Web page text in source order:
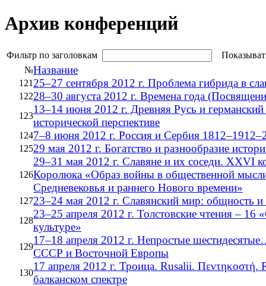
Архив конференций
Фильтр по заголовкам
№Название
121 25–27 сентября 2012 г. Проблема гибрида в
12228–30 августа 2012 г. Времена года
123
13–14 июня 2012 г. Древняя Русь и
исторической перспективе
1247–8 июня 2012 г. Россия и Сербия
12529 мая 2012 г. Богатство и разнообразие
126
29–31 мая 2012 г. Славяне и их соседи. XXVI
Королюка «Образ войны в общественной
Средневековья и раннего Нового времени»
12723–24 мая 2012 г. Славянский мир: общность и
128
23–25 апреля 2012 г. Толстовские чтения –
культуре»
129
17–18 апреля 2012 г. Непростые
СССР и Восточной Европы
130
17 апреля 2012 г. Троица. Rusalii. Πεντηκοστή.
балканском спектре